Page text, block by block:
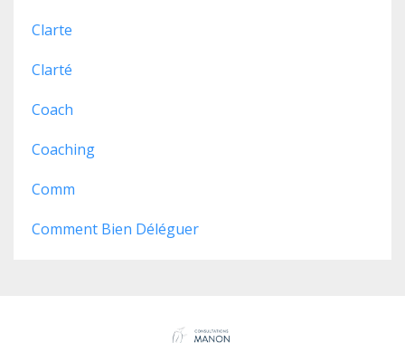
Clarte
Clarté
Coach
Coaching
Comm
Comment Bien Déléguer